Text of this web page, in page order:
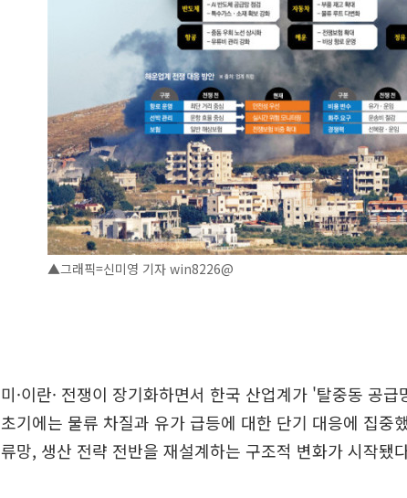
▲그래픽=신미영 기자 win8226@
미·이란· 전쟁이 장기화하면서 한국 산업계가 '탈중동 공
초기에는 물류 차질과 유가 급등에 대한 단기 대응에 집중
류망, 생산 전략 전반을 재설계하는 구조적 변화가 시작됐